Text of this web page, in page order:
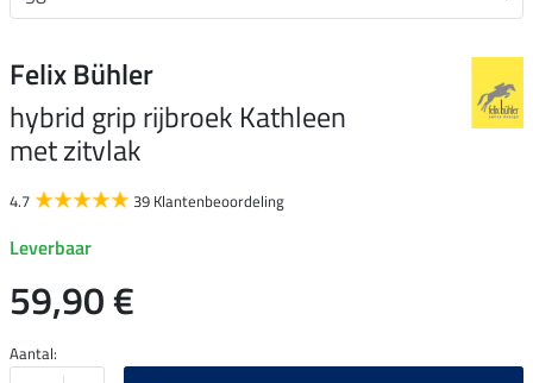
Felix Bühler
hybrid grip rijbroek Kathleen
met zitvlak
4.7 39 Klantenbeoordeling
Leverbaar
59,90 €
Aantal: